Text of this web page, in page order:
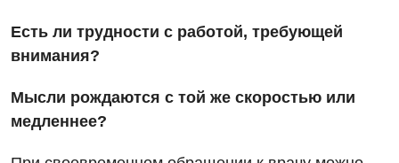
Дерматовенерология
Диетология
Дневной стационар
Есть ли трудности с работой, требующей
внимания?
Мысли рождаются с той же скоростью или
медленнее?